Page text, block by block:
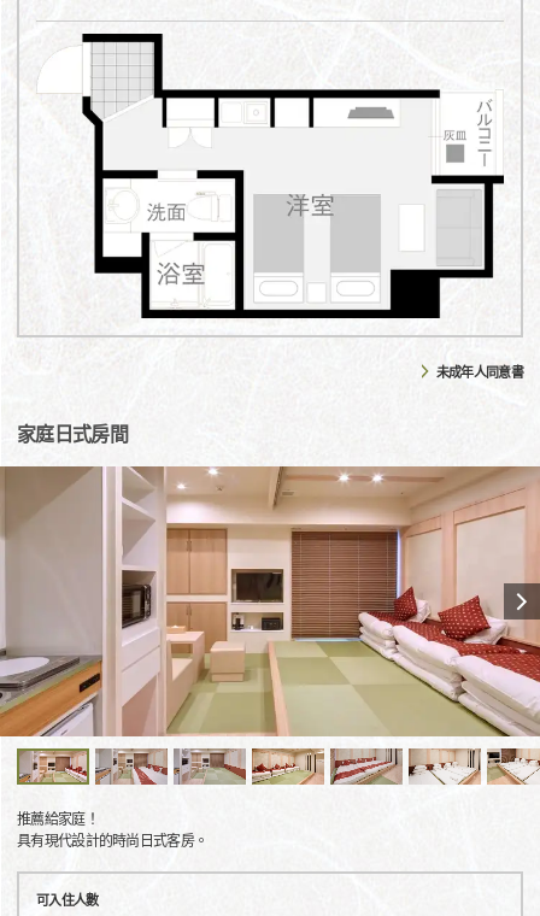
未成年人同意書
家庭日式房間
推薦給家庭！
具有現代設計的時尚日式客房。
可入住人數